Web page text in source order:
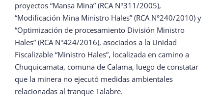
proyectos “Mansa Mina” (RCA N°311/2005),
“Modificación Mina Ministro Hales” (RCA N°240/2010) y
“Optimización de procesamiento División Ministro
Hales” (RCA N°424/2016), asociados a la Unidad
Fiscalizable “Ministro Hales”, localizada en camino a
Chuquicamata, comuna de Calama, luego de constatar
que la minera no ejecutó medidas ambientales
relacionadas al tranque Talabre.